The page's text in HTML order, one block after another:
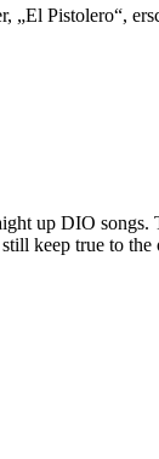
Pistolero“,
up DIO
keep true to the